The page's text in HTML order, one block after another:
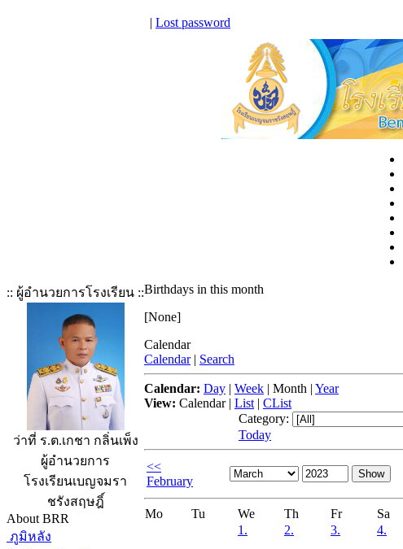
| Lost password
:: ผู้อำนวยการโรงเรียน ::
ว่าที่ ร.ต.เกชา กลิ่นเพ็ง
ผู้อำนวยการ
โรงเรียนเบญจมรา
ชรังสฤษฎิ์
About BRR
ภูมิหลัง
Birthdays in this month
[None]
Calendar
Calendar | Search
Calendar: Day | Week | Month | Year
View: Calendar| List | CList
Category:
Today
<<
February
Mo Tu We Th Fr Sa
1.
2. 3. 4.